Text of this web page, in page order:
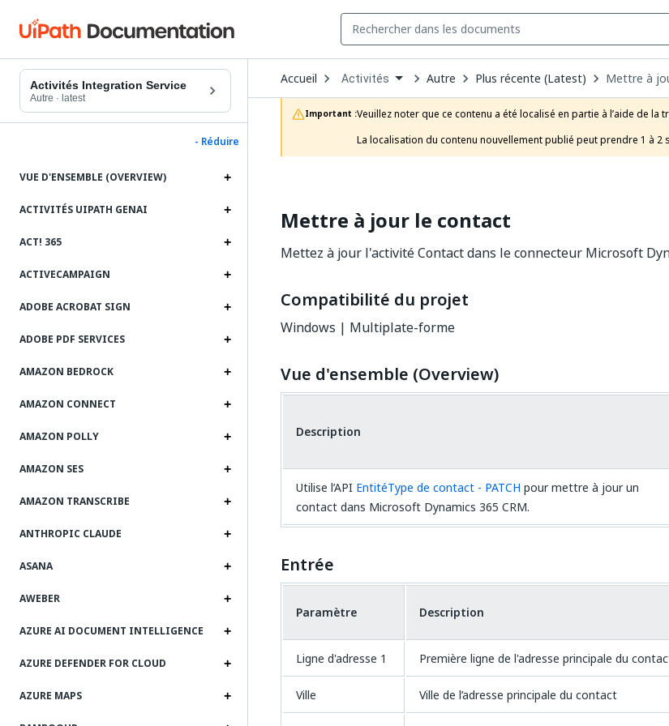
Activités Integration Service
Autre · latest
- Réduire
VUE D'ENSEMBLE (OVERVIEW)
ACTIVITÉS UIPATH GENAI
ACT! 365
ACTIVECAMPAIGN
ADOBE ACROBAT SIGN
ADOBE PDF SERVICES
AMAZON BEDROCK
AMAZON CONNECT
AMAZON POLLY
AMAZON SES
AMAZON TRANSCRIBE
ANTHROPIC CLAUDE
ASANA
AWEBER
AZURE AI DOCUMENT INTELLIGENCE
AZURE DEFENDER FOR CLOUD
AZURE MAPS
Accueil Open
Dropdown
to
choose
product
Activités Autre Plus récente (Latest) Mettre à
Important :Veuillez noter que ce contenu a été localisé en partie à l’aide de la
La localisation du contenu nouvellement publié peut prendre 1 à 2
Mettre à jour le contact
Mettez à jour l'activité Contact dans le connecteur Microsoft
Compatibilité du projet
Windows | Multiplate-forme
Vue d'ensemble (Overview)
Description
Utilise l’API EntitéType de contact - PATCH pour mettre à jour un
contact dans Microsoft Dynamics 365 CRM.
Entrée
Paramètre Description
Ligne d'adresse 1 Première ligne de l'adresse principale du
Ville Ville de l’adresse principale du contact